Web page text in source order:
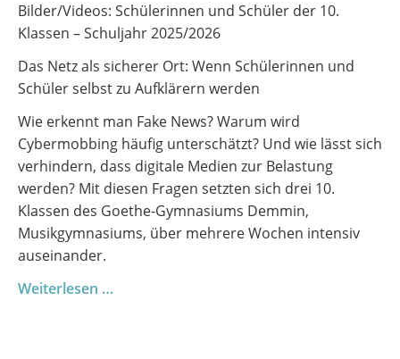
Bilder/Videos: Schülerinnen und Schüler der 10.
Klassen – Schuljahr 2025/2026
Das Netz als sicherer Ort: Wenn Schülerinnen und
Schüler selbst zu Aufklärern werden
Wie erkennt man Fake News? Warum wird
Cybermobbing häufig unterschätzt? Und wie lässt sich
verhindern, dass digitale Medien zur Belastung
werden? Mit diesen Fragen setzten sich drei 10.
Klassen des Goethe-Gymnasiums Demmin,
Musikgymnasiums, über mehrere Wochen intensiv
auseinander.
Weiterlesen …